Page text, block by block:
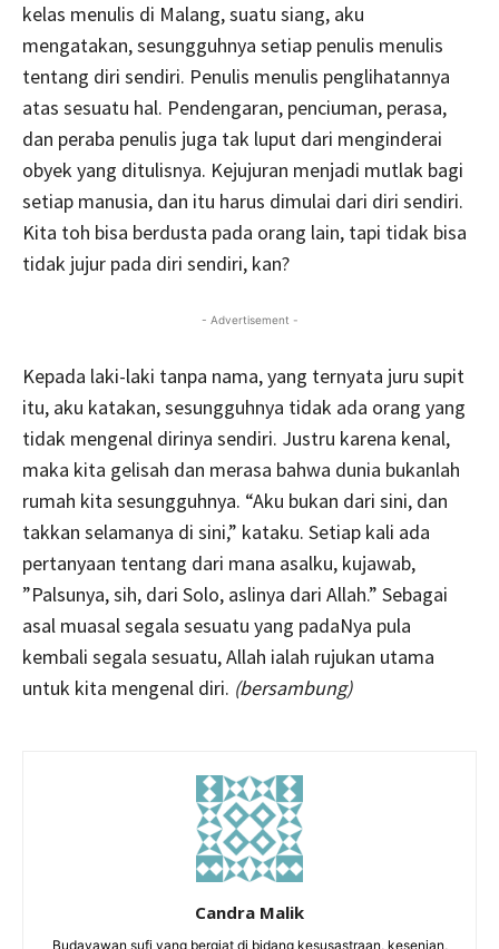
kelas menulis di Malang, suatu siang, aku
mengatakan, sesungguhnya setiap penulis menulis
tentang diri sendiri. Penulis menulis penglihatannya
atas sesuatu hal. Pendengaran, penciuman, perasa,
dan peraba penulis juga tak luput dari menginderai
obyek yang ditulisnya. Kejujuran menjadi mutlak bagi
setiap manusia, dan itu harus dimulai dari diri sendiri.
Kita toh bisa berdusta pada orang lain, tapi tidak bisa
tidak jujur pada diri sendiri, kan?
- Advertisement -
Kepada laki-laki tanpa nama, yang ternyata juru supit
itu, aku katakan, sesungguhnya tidak ada orang yang
tidak mengenal dirinya sendiri. Justru karena kenal,
maka kita gelisah dan merasa bahwa dunia bukanlah
rumah kita sesungguhnya. “Aku bukan dari sini, dan
takkan selamanya di sini,” kataku. Setiap kali ada
pertanyaan tentang dari mana asalku, kujawab,
”Palsunya, sih, dari Solo, aslinya dari Allah.” Sebagai
asal muasal segala sesuatu yang padaNya pula
kembali segala sesuatu, Allah ialah rujukan utama
untuk kita mengenal diri. (bersambung)
Candra Malik
Budayawan sufi yang bergiat di bidang kesusastraan, kesenian,